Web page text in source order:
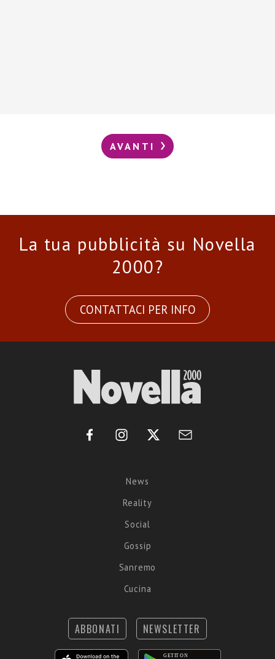
AVANTI
La tua pubblicità su Novella
2000?
CONTATTACI PER INFO
News
Reality
Social
Gossip
Sanremo
Cucina
ABBONATI NEWSLETTER